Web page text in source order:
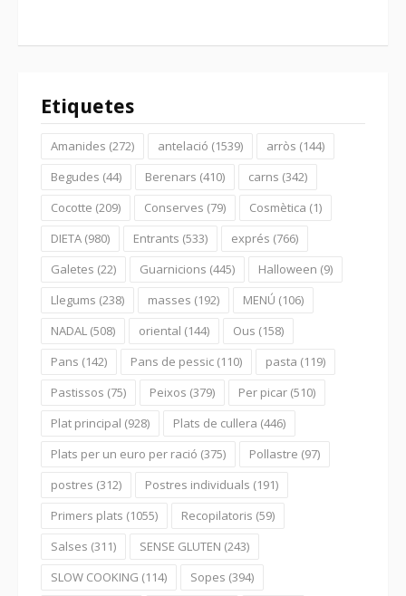
Etiquetes
Amanides (272) antelació (1539) arròs (144)
Begudes (44) Berenars (410) carns (342)
Cocotte (209) Conserves (79) Cosmètica (1)
DIETA (980) Entrants (533) exprés (766)
Galetes (22) Guarnicions (445) Halloween (9)
Llegums (238) masses (192) MENÚ (106)
NADAL (508) oriental (144) Ous (158)
Pans (142) Pans de pessic (110) pasta (119)
Pastissos (75) Peixos (379) Per picar (510)
Plat principal (928) Plats de cullera (446)
Plats per un euro per ració (375) Pollastre (97)
postres (312) Postres individuals (191)
Primers plats (1055) Recopilatoris (59)
Salses (311) SENSE GLUTEN (243)
SLOW COOKING (114) Sopes (394)